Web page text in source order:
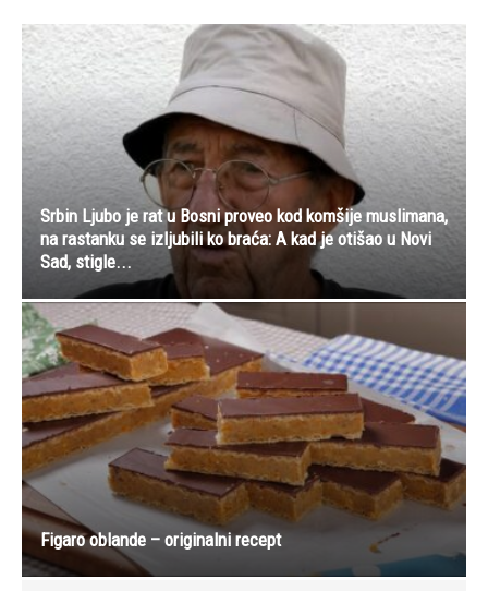
Srbin Ljubo je rat u Bosni proveo kod komšije muslimana,
na rastanku se izljubili ko braća: A kad je otišao u Novi
Sad, stigle...
Figaro oblande – originalni recept